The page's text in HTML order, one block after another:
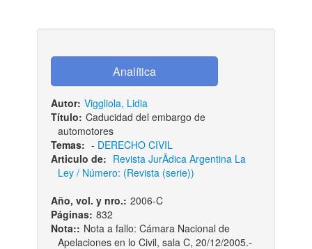
Autor: Viggliola, Lidia
Título: Caducidad del embargo de
automotores
Temas: - DERECHO CIVIL
Articulo de: Revista JurÃ­dica Argentina La
Ley / Número: (Revista (serie))
Año, vol. y nro.: 2006-C
Páginas: 832
Nota:: Nota a fallo: Cámara Nacional de
Apelaciones en lo Civil, sala C, 20/12/2005.-